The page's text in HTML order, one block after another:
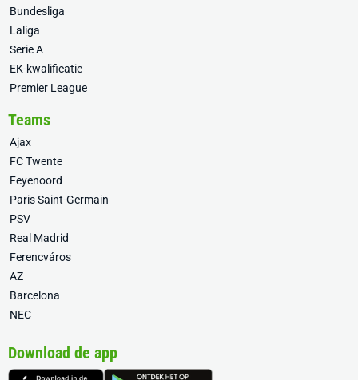
Bundesliga
Laliga
Serie A
EK-kwalificatie
Premier League
Teams
Ajax
FC Twente
Feyenoord
Paris Saint-Germain
PSV
Real Madrid
Ferencváros
AZ
Barcelona
NEC
Download de app